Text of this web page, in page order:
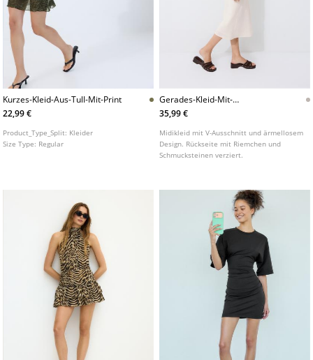
Kurzes-Kleid-Aus-Tull-Mit-Print
22,99 €
Product_Type_Split: Kleider
Size Type: Regular
Gerades-Kleid-Mit-
Schmucksteinen-Am-Rucken
35,99 €
Midikleid mit V-Ausschnitt und ärmellosem
Design. Rückseite mit Riemchen und
Schmucksteinen verziert.